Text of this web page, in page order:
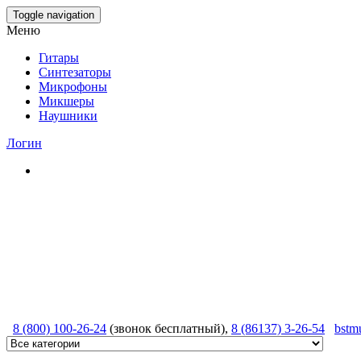
Skip
to
content
Toggle navigation
Меню
Гитары
Синтезаторы
Микрофоны
Микшеры
Наушники
Логин
8 (800) 100-26-24 (звонок бесплатный), 8 (86137) 3-26-54